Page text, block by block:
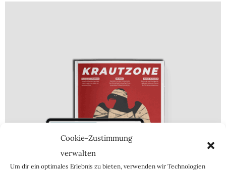
Cookie-Zustimmung
verwalten
Um dir ein optimales Erlebnis zu bieten, verwenden wir Technologien